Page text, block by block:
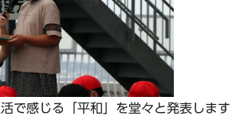
で感じる「平和」を堂々と発表します